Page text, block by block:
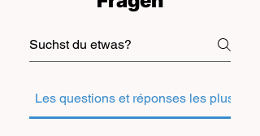
Les questions et réponses les plus